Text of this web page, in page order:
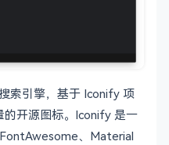
索引擎，基于 Iconify 项
的开源图标。Iconify 是一
、Material